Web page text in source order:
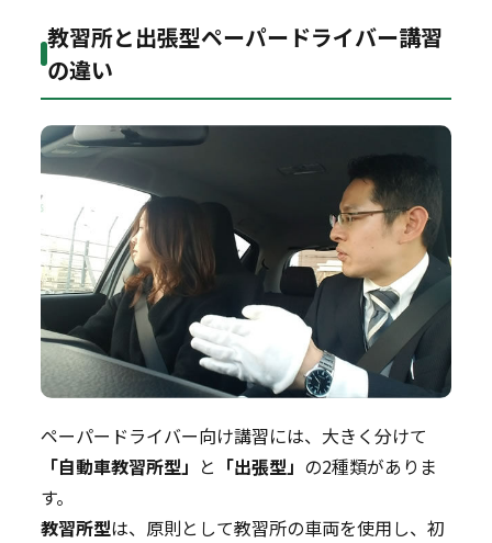
教習所と出張型ペーパードライバー講習
の違い
ペーパードライバー向け講習には、大きく分けて
「自動車教習所型」 と 「出張型」 の2種類がありま
す。
教習所型は、原則として教習所の車両を使用し、初